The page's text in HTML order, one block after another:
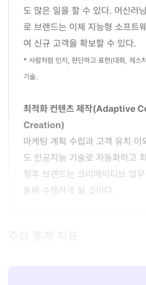
도 많은 일을 할 수 있다. 머신러
로 브랜드는 이제 지능형 소프트
여 신규 고객을 확보할 수 있다.
* 사람처럼 인지, 판단하고 표현(대화, 제스
기술.
최적화 컨텐츠 제작(Adaptive
Creation)
마케팅 계획 수립과 고객 유치 이
도 인공지능 기술로 자동화하고
향후 브랜드는 크리에이티브 업
통해 수행하게 될 것이다.